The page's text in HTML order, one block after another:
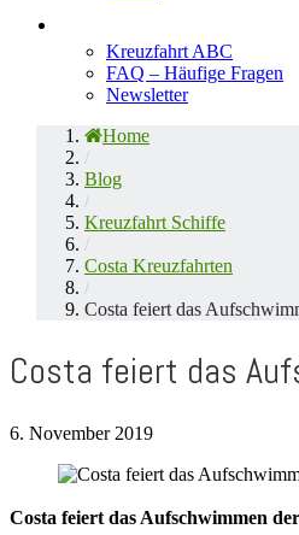
Kreuzfahrt ABC
FAQ – Häufige Fragen
Newsletter
Home
/
Blog
/
Kreuzfahrt Schiffe
/
Costa Kreuzfahrten
/
Costa feiert das
Costa feiert das
6. November 2019
Costa feiert das Aufschwimmen